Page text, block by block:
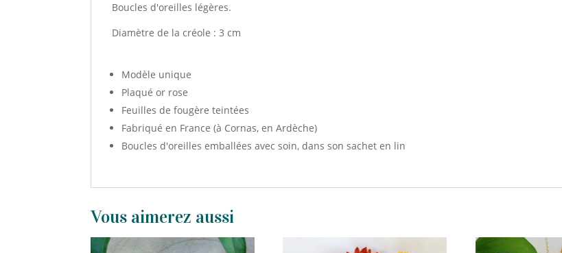
Boucles d'oreilles légères.
Diamètre de la créole : 3 cm
Modèle unique
Plaqué or rose
Feuilles de fougère teintées
Fabriqué en France (à Cornas, en Ardèche)
Boucles d'oreilles emballées avec soin, dans son sachet en lin
Produits similaires